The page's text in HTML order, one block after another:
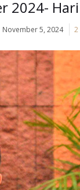
2024- Hari
November 5, 2024 2